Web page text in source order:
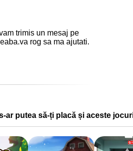
trimis un mesaj pe
rog sa ma ajutati.
ar putea să-ți placă și aceste